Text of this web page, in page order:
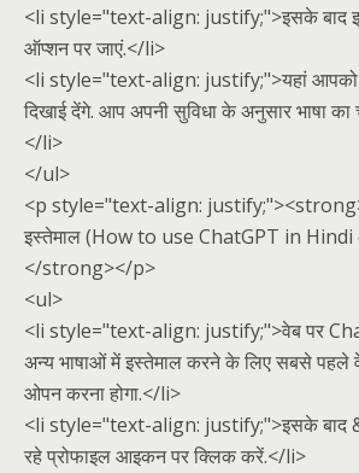
<li style="text-align: justify;">इसके बाद
ऑप्शन पर जाएं.</li>
<li style="text-align: justify;">यहां
दिखाई देंगे. आप अपनी सुविधा के अनुसार भाषा
</li>
</ul>
<p style="text-align:
इस्तेमाल (How to use ChatGPT in
</strong></p>
<ul>
<li style="text-align: justify;">वेब पर
अन्य भाषाओं में इस्तेमाल करने के लिए सबसे पहले
ओपन करना होगा.</li>
<li style="text-align: justify;">इसके बाद
रहे प्रोफाइल आइकन पर क्लिक करें.</li>